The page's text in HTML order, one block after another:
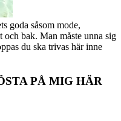
goda såsom mode,
och bak. Man måste unna sig
du ska trivas här inne
PÅ MIG HÄR